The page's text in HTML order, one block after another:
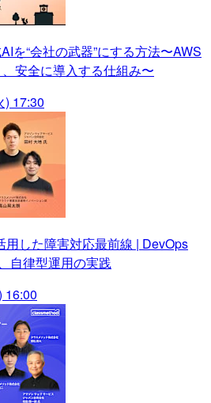
を“会社の武器”にする方法〜AWS
安全に導入する仕組み〜
) 17:30
用した障害対応最前線 | DevOps
自律型運用の実践
16:00